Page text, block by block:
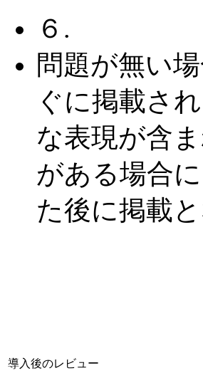
６.
問題が無い
ぐに掲載さ
な表現が含
がある場合
た後に掲載
導入後のレビュー